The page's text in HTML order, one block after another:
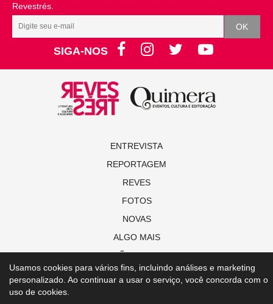
Revestrés.
SIGA-NOS
ENTREVISTA
REPORTAGEM
REVES
FOTOS
NOVAS
ALGO MAIS
EDIÇÕES ON-LINE
© Copyright 2021 Revista Revestrés
Usamos cookies para vários fins, incluindo análises e marketing
personalizado. Ao continuar a usar o serviço, você concorda com o
uso de cookies.